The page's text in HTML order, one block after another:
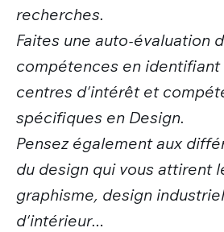
recherches.
Faites une auto-évaluation
compétences en identifiant
centres d'intérêt et
spécifiques en Design.
Pensez également aux
du design qui vous attirent
graphisme, design
d'intérieur…